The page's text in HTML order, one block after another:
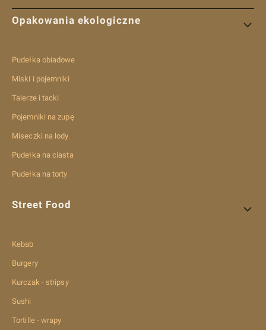
Linki w stopce
Opakowania ekologiczne
Pudełka obiadowe
Miski i pojemniki
Talerze i tacki
Pojemniki na zupę
Miseczki na lody
Pudełka na ciasta
Pudełka na torty
Street Food
Kebab
Burgery
Kurczak - stripsy
Sushi
Tortille - wrapy